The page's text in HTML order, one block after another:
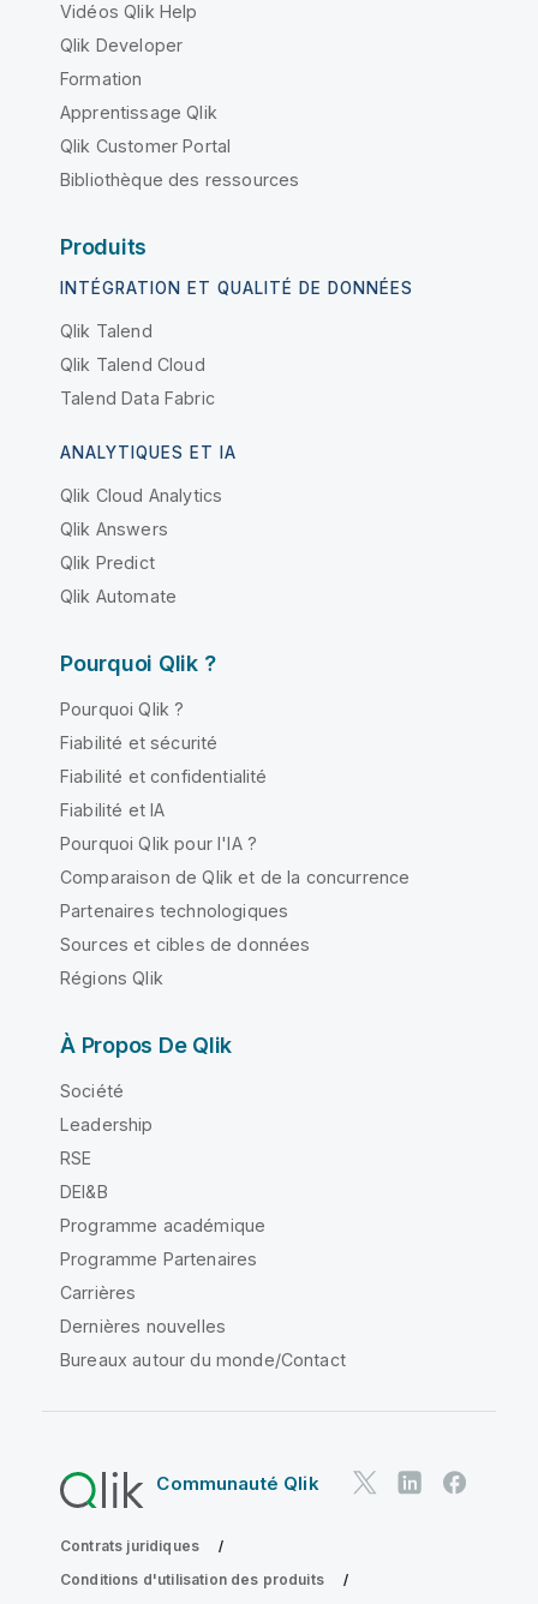
Vidéos Qlik Help
Qlik Developer
Formation
Apprentissage Qlik
Qlik Customer Portal
Bibliothèque des ressources
Produits
INTÉGRATION ET QUALITÉ DE DONNÉES
Qlik Talend
Qlik Talend Cloud
Talend Data Fabric
ANALYTIQUES ET IA
Qlik Cloud Analytics
Qlik Answers
Qlik Predict
Qlik Automate
Pourquoi Qlik ?
Pourquoi Qlik ?
Fiabilité et sécurité
Fiabilité et confidentialité
Fiabilité et IA
Pourquoi Qlik pour l'IA ?
Comparaison de Qlik et de la concurrence
Partenaires technologiques
Sources et cibles de données
Régions Qlik
À Propos De Qlik
Société
Leadership
RSE
DEI&B
Programme académique
Programme Partenaires
Carrières
Dernières nouvelles
Bureaux autour du monde/Contact
Communauté Qlik
Contrats juridiques
Conditions d'utilisation des produits